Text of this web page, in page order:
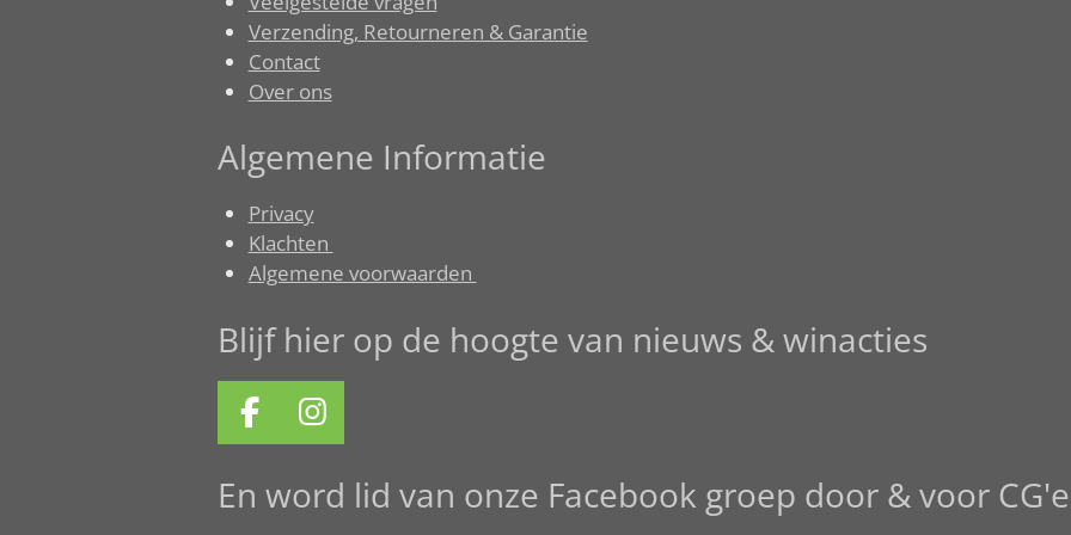
Verzending, Retourneren & Garantie
Contact
Over ons
Algemene Informatie
Privacy
Klachten
Algemene voorwaarden
Blijf hier op de hoogte van nieuws & winacties
F
a
c
e
I
n
s
t
En word lid van onze Facebook groep door & voor